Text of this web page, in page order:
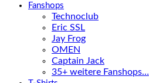
Fanshops
Technoclub
Eric SSL
Jay Frog
OMEN
Captain Jack
35+ weitere Fanshops…